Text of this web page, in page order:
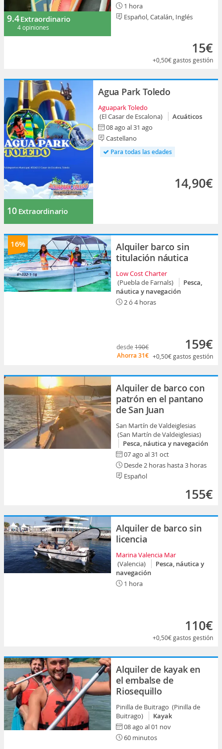
9.4Extraordinario
4 opiniones
1 hora
Español, Catalán, Inglés
15€
+0,50€gastos gestión
10 Extraordinario
Agua Park Toledo
Aguapark Toledo
(El Casar de Escalona)
Acuáticos
08 ago al 31 ago
Castellano
Para todas las edades
14,90€
16%
Alquiler barco sin
titulación náutica
Low Cost Charter
(Puebla de Farnals)
Pesca,
náutica y navegación
2 ó 4 horas
desde 190€
Ahorra 31€
159€
+0,50€gastos gestión
Alquiler de barco con
patrón en el pantano
de San Juan
San Martín de Valdeiglesias
(San Martín de Valdeiglesias)
Pesca, náutica y navegación
07 ago al 31 oct
Desde 2 horas hasta 3 horas
Español
155€
Alquiler de barco sin
licencia
Marina Valencia Mar
(Valencia)
Pesca, náutica y
navegación
1 hora
110€
+0,50€gastos gestión
Alquiler de kayak en
el embalse de
Riosequillo
Pinilla de Buitrago (Pinilla de
Buitrago)
Kayak
08 ago al 01 nov
60 minutos